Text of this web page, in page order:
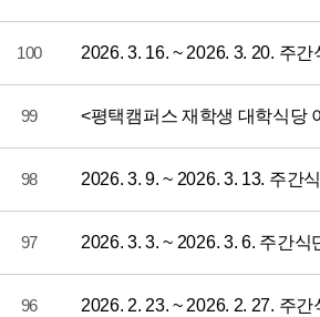
100 2026. 3. 16. ~ 2026. 3. 20. 주간
99 <평택캠퍼스 재학생 대학식당
98 2026. 3. 9. ~ 2026. 3. 13. 주간
97 2026. 3. 3. ~ 2026. 3. 6. 주간식
96 2026. 2. 23. ~ 2026. 2. 27. 주간